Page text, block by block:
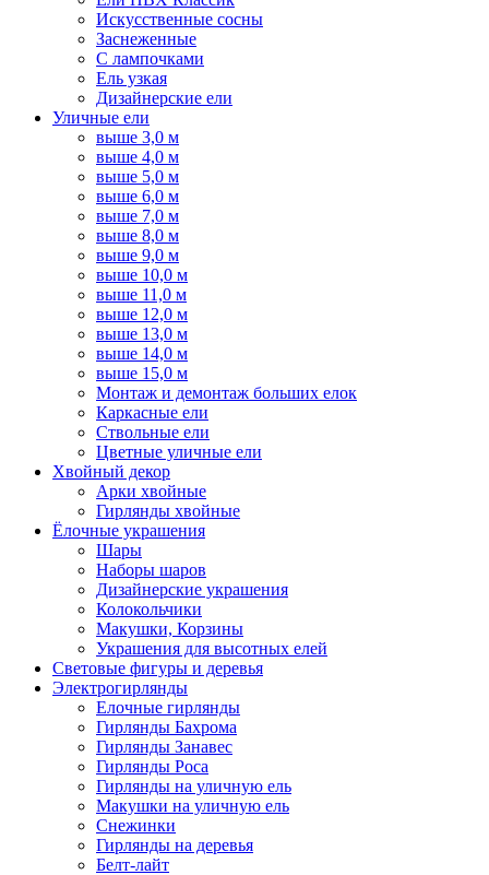
Искусственные сосны
Заснеженные
С лампочками
Ель узкая
Дизайнерские ели
Уличные ели
выше 3,0 м
выше 4,0 м
выше 5,0 м
выше 6,0 м
выше 7,0 м
выше 8,0 м
выше 9,0 м
выше 10,0 м
выше 11,0 м
выше 12,0 м
выше 13,0 м
выше 14,0 м
выше 15,0 м
Монтаж и демонтаж больших елок
Каркасные ели
Ствольные ели
Цветные уличные ели
Хвойный декор
Арки хвойные
Гирлянды хвойные
Ёлочные украшения
Шары
Наборы шаров
Дизайнерские украшения
Колокольчики
Макушки, Корзины
Украшения для высотных елей
Световые фигуры и деревья
Электрогирлянды
Елочные гирлянды
Гирлянды Бахрома
Гирлянды Занавес
Гирлянды Роса
Гирлянды на уличную ель
Макушки на уличную ель
Снежинки
Гирлянды на деревья
Белт-лайт